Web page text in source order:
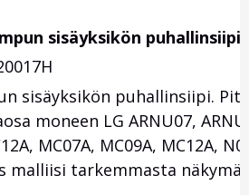
sisäyksikön puhallinsiipi
sisäyksikön puhallinsiipi.
moneen LG ARNU07,
MC07A, MC09A, MC12A,
malliisi tarkemmasta